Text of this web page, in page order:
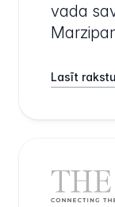
vada
Lasīt rakstu